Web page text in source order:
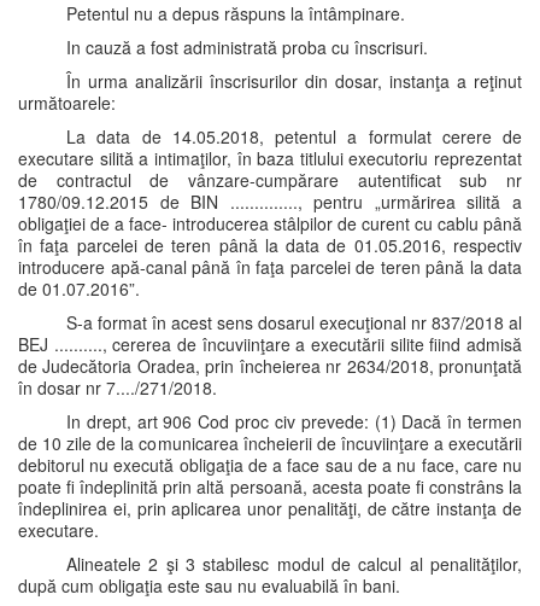
Petentul nu a depus răspuns la întâmpinare.
In cauză a fost administrată proba cu înscrisuri.
În urma analizării înscrisurilor din dosar, instanţa a reţinut
următoarele:
La data de 14.05.2018, petentul a formulat cerere de
executare silită a intimaţilor, în baza titlului executoriu reprezentat
de contractul de vânzare-cumpărare autentificat sub nr
1780/09.12.2015 de BIN .............., pentru „urmărirea silită a
obligaţiei de a face- introducerea stâlpilor de curent cu cablu până
în faţa parcelei de teren până la data de 01.05.2016, respectiv
introducere apă-canal până în faţa parcelei de teren până la data
de 01.07.2016”.
S-a format în acest sens dosarul execuţional nr 837/2018 al
BEJ .........., cererea de încuviinţare a executării silite fiind admisă
de Judecătoria Oradea, prin încheierea nr 2634/2018, pronunţată
în dosar nr 7..../271/2018.
In drept, art 906 Cod proc civ prevede: (1) Dacă în termen
de 10 zile de la comunicarea încheierii de încuviinţare a executării
debitorul nu execută obligaţia de a face sau de a nu face, care nu
poate fi îndeplinită prin altă persoană, acesta poate fi constrâns la
îndeplinirea ei, prin aplicarea unor penalităţi, de către instanţa de
executare.
Alineatele 2 şi 3 stabilesc modul de calcul al penalităţilor,
după cum obligaţia este sau nu evaluabilă în bani.